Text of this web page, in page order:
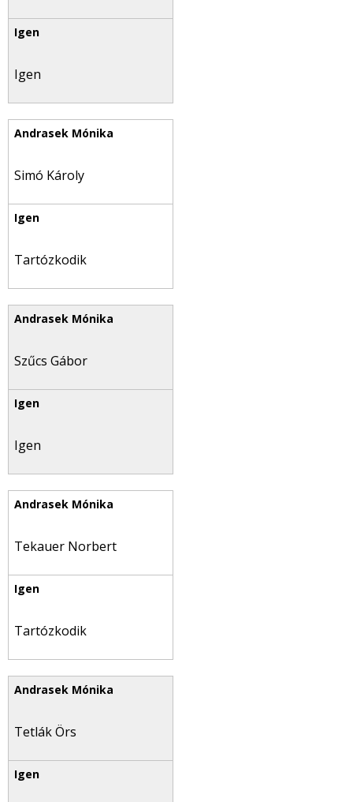
Igen
Simó Károly
Tartózkodik
Szűcs Gábor
Igen
Tekauer Norbert
Tartózkodik
Tetlák Örs